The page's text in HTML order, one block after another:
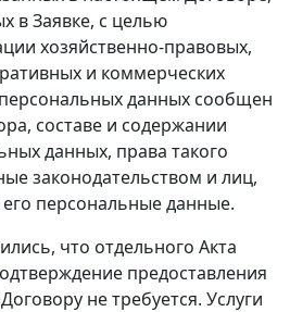
в Заявке, с целью
хозяйственно-правовых,
и коммерческих
данных сообщен
составе и содержании
данных, права такого
законодательством и лиц,
персональные данные.
что отдельного Акта
предоставления
не требуется. Услуги